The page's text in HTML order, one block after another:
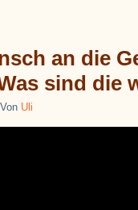
an die
sind die
Von Uli